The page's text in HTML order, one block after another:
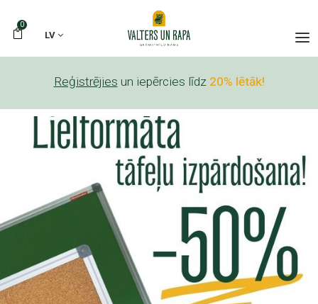
0
LV
Reģistrējies un iepērcies līdz 20% lētāk!